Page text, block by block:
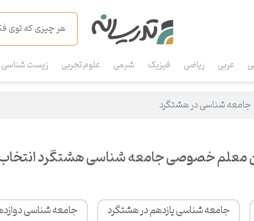
عربی ریاضی فیزیک شیمی علوم تجربی زیست شناسی
جامعه شناسی در هشتگرد
معلم خصوصی جامعه شناسی هشتگرد
جامعه شناسی یازدهم در هشتگرد جامعه شناسی